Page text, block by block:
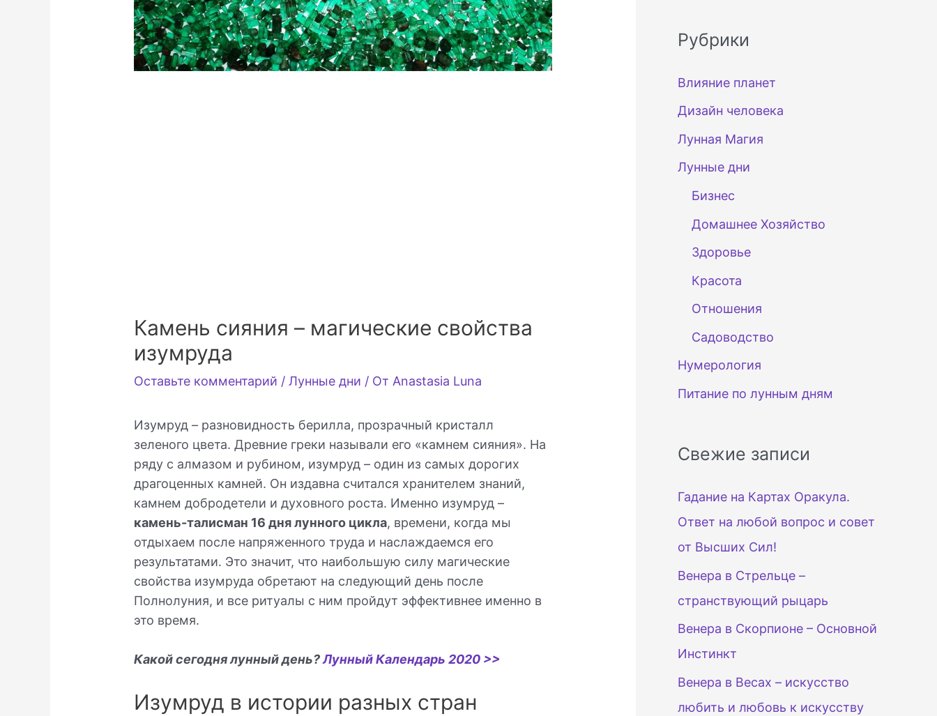
Камень сияния – магические свойства
изумруда
Оставьте комментарий /Лунные дни / От Anastasia Luna
Изумруд – разновидность берилла, прозрачный кристалл
зеленого цвета. Древние греки называли его «камнем сияния». На
ряду с алмазом и рубином, изумруд – один из самых дорогих
драгоценных камней. Он издавна считался хранителем знаний,
камнем добродетели и духовного роста. Именно изумруд –
камень-талисман 16 дня лунного цикла, времени, когда мы
отдыхаем после напряженного труда и наслаждаемся его
результатами. Это значит, что наибольшую силу магические
свойства изумруда обретают на следующий день после
Полнолуния, и все ритуалы с ним пройдут эффективнее именно в
это время.
Какой сегодня лунный день?Лунный Календарь 2020 >>
Изумруд в истории разных стран
Рубрики
Влияние планет
Дизайн человека
Лунная Магия
Лунные дни
Бизнес
Домашнее Хозяйство
Здоровье
Красота
Отношения
Садоводство
Нумерология
Питание по лунным дням
Свежие записи
Гадание на Картах Оракула.
Ответ на любой вопрос и совет
от Высших Сил!
Венера в Стрельце –
странствующий рыцарь
Венера в Скорпионе – Основной
Инстинкт
Венера в Весах – искусство
любить и любовь к искусству